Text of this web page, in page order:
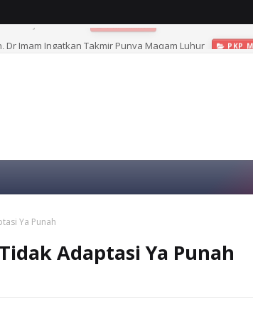
PKP
Ya Punah
Adaptasi Ya Punah